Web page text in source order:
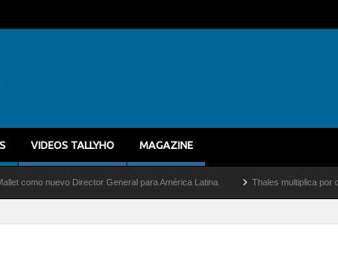
VIDEOS TALLYHO MAGAZINE
Director General para América Latina Thales multiplica por diez su